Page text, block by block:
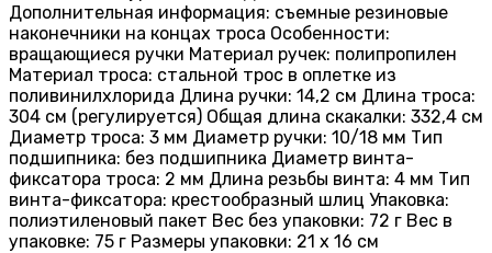
Дополнительная информация: съемные резиновые
наконечники на концах троса Особенности:
вращающиеся ручки Материал ручек: полипропилен
Материал троса: стальной трос в оплетке из
поливинилхлорида Длина ручки: 14,2 см Длина троса:
304 см (регулируется) Общая длина скакалки: 332,4 см
Диаметр троса: 3 мм Диаметр ручки: 10/18 мм Тип
подшипника: без подшипника Диаметр винта-
фиксатора троса: 2 мм Длина резьбы винта: 4 мм Тип
винта-фиксатора: крестообразный шлиц Упаковка:
полиэтиленовый пакет Вес без упаковки: 72 г Вес в
упаковке: 75 г Размеры упаковки: 21 х 16 см